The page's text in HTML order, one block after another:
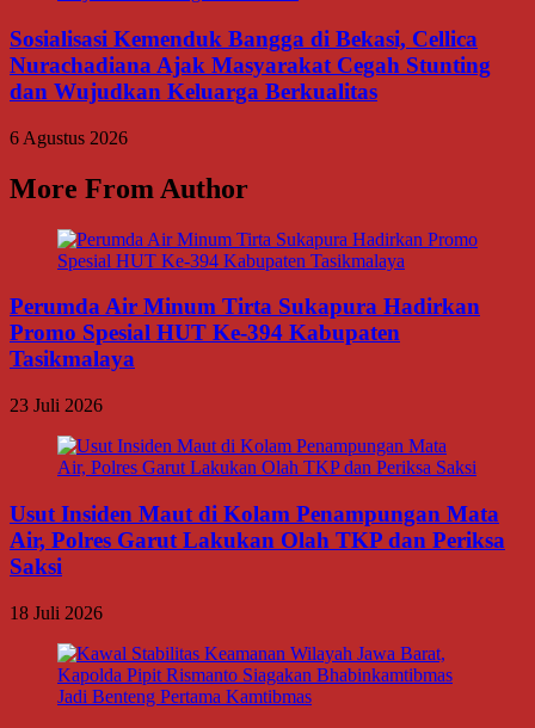
Sosialisasi Kemenduk Bangga di Bekasi, Cellica
Nurachadiana Ajak Masyarakat Cegah Stunting
dan Wujudkan Keluarga Berkualitas
6 Agustus 2026
More From Author
Perumda Air Minum Tirta Sukapura Hadirkan
Promo Spesial HUT Ke-394 Kabupaten
Tasikmalaya
23 Juli 2026
Usut Insiden Maut di Kolam Penampungan Mata
Air, Polres Garut Lakukan Olah TKP dan Periksa
Saksi
18 Juli 2026